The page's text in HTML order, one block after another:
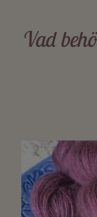
Vad